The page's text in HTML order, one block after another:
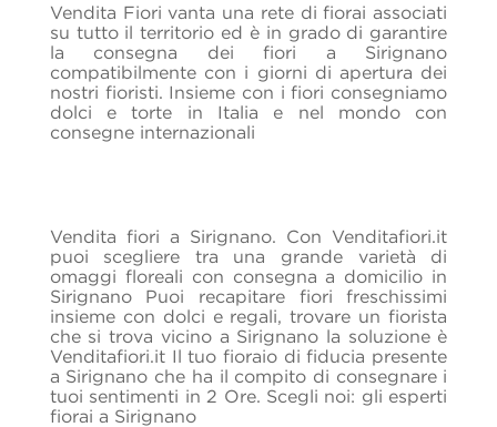
Vendita Fiori vanta una rete di fiorai associati
su tutto il territorio ed è in grado di garantire
la consegna dei fiori a Sirignano
compatibilmente con i giorni di apertura dei
nostri fioristi. Insieme con i fiori consegniamo
dolci e torte in Italia e nel mondo con
consegne internazionali
Vendita fiori a Sirignano. Con Venditafiori.it
puoi scegliere tra una grande varietà di
omaggi floreali con consegna a domicilio in
Sirignano Puoi recapitare fiori freschissimi
insieme con dolci e regali, trovare un fiorista
che si trova vicino a Sirignano la soluzione è
Venditafiori.it Il tuo fioraio di fiducia presente
a Sirignano che ha il compito di consegnare i
tuoi sentimenti in 2 Ore. Scegli noi: gli esperti
fiorai a Sirignano